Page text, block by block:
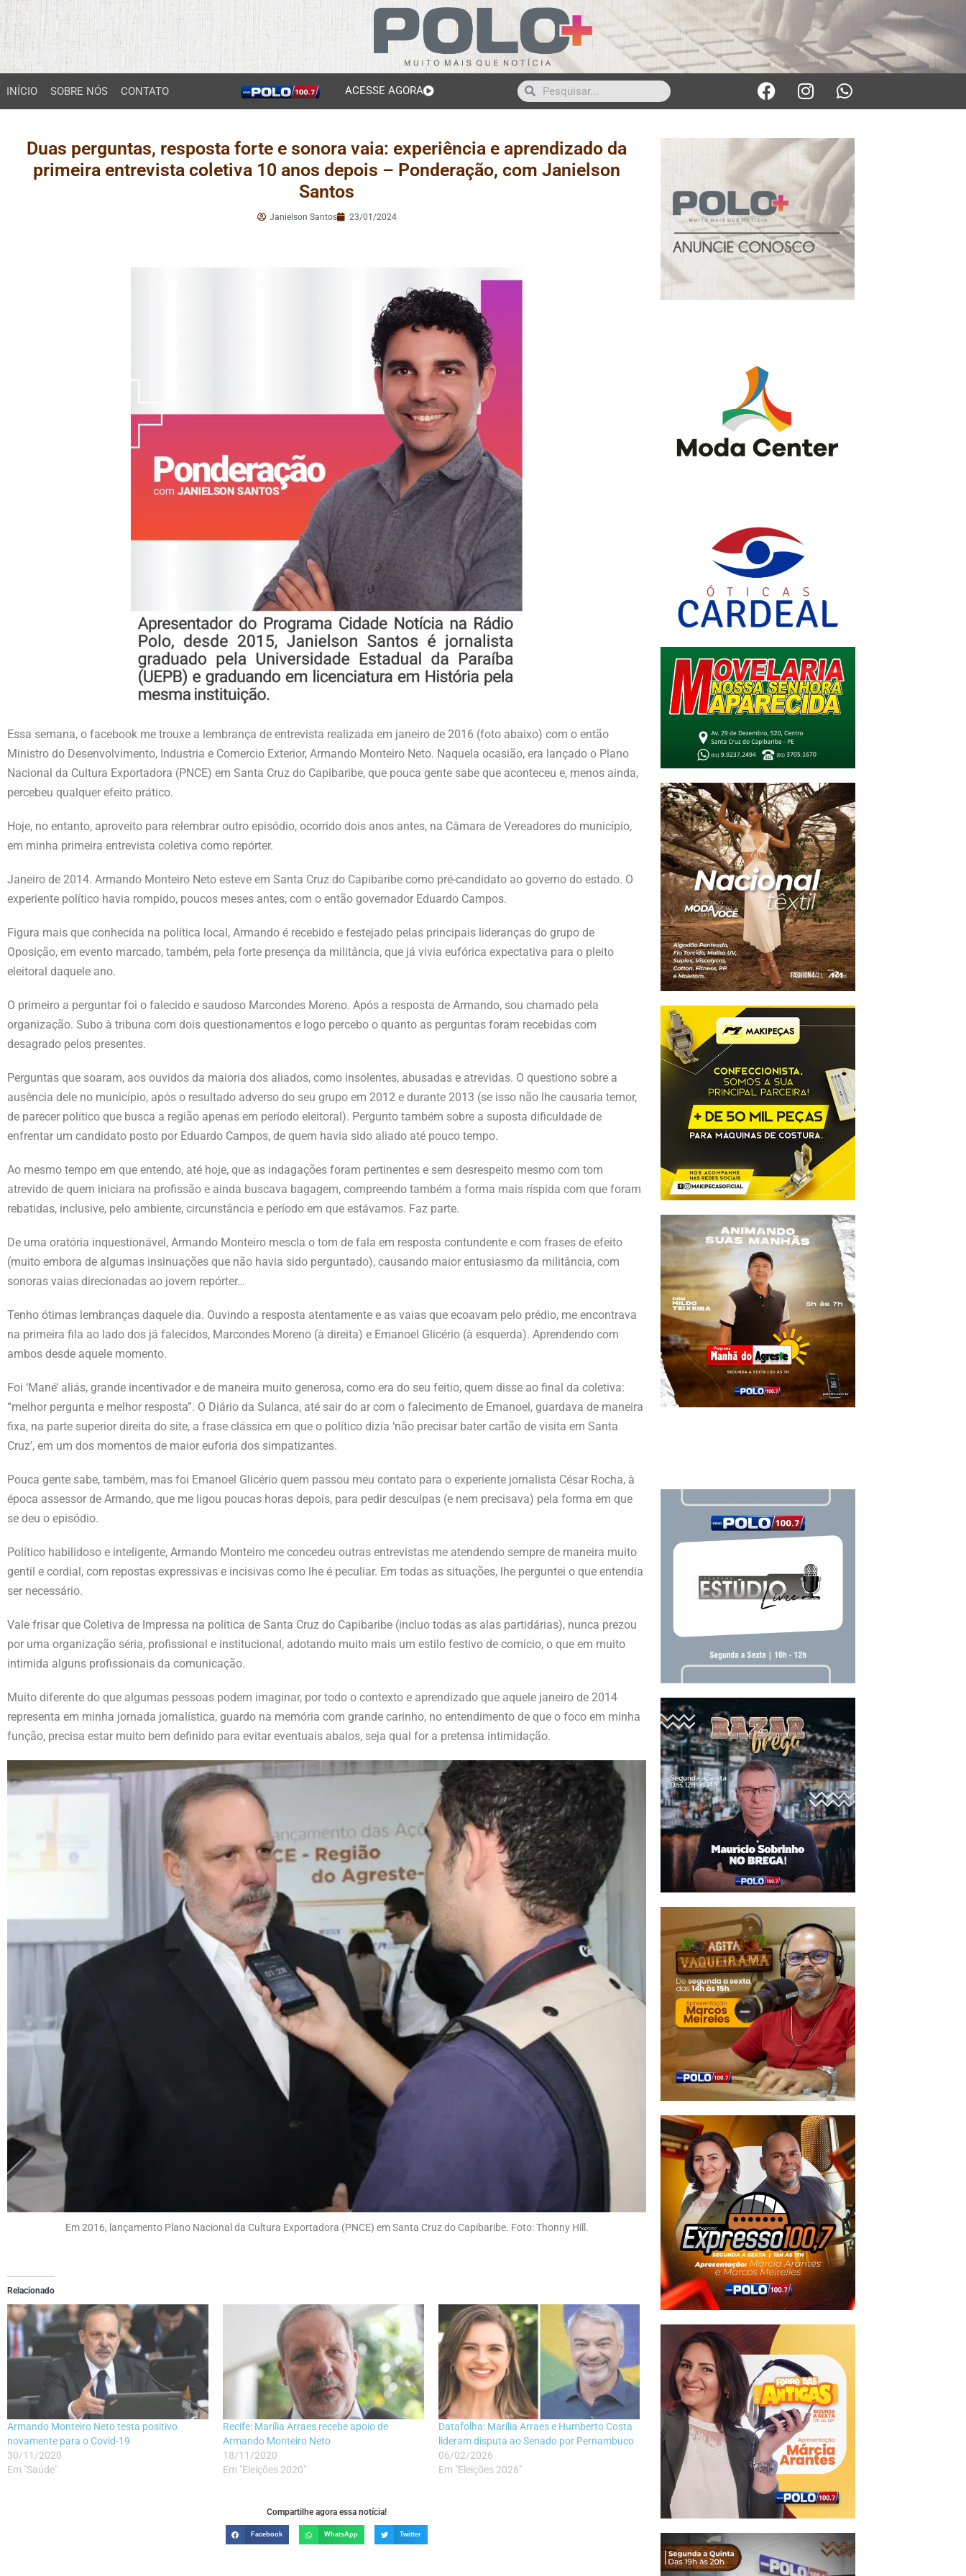
INÍCIO SOBRE NÓS CONTATO ACESSE AGORA
Duas perguntas, resposta forte e sonora vaia: experiência e aprendizado da
primeira entrevista coletiva 10 anos depois – Ponderação, com Janielson
Santos
Janielson Santos 23/01/2024
Essa semana, o facebook me trouxe a lembrança de entrevista realizada em janeiro de 2016 (foto abaixo) com o então
Ministro do Desenvolvimento, Industria e Comercio Exterior, Armando Monteiro Neto. Naquela ocasião, era lançado o Plano
Nacional da Cultura Exportadora (PNCE) em Santa Cruz do Capibaribe, que pouca gente sabe que aconteceu e, menos ainda,
percebeu qualquer efeito prático.
Hoje, no entanto, aproveito para relembrar outro episódio, ocorrido dois anos antes, na Câmara de Vereadores do município,
em minha primeira entrevista coletiva como repórter.
Janeiro de 2014. Armando Monteiro Neto esteve em Santa Cruz do Capibaribe como pré-candidato ao governo do estado. O
experiente político havia rompido, poucos meses antes, com o então governador Eduardo Campos.
Figura mais que conhecida na política local, Armando é recebido e festejado pelas principais lideranças do grupo de
Oposição, em evento marcado, também, pela forte presença da militância, que já vivia eufórica expectativa para o pleito
eleitoral daquele ano.
O primeiro a perguntar foi o falecido e saudoso Marcondes Moreno. Após a resposta de Armando, sou chamado pela
organização. Subo à tribuna com dois questionamentos e logo percebo o quanto as perguntas foram recebidas com
desagrado pelos presentes.
Perguntas que soaram, aos ouvidos da maioria dos aliados, como insolentes, abusadas e atrevidas. O questiono sobre a
ausência dele no município, após o resultado adverso do seu grupo em 2012 e durante 2013 (se isso não lhe causaria temor,
de parecer político que busca a região apenas em período eleitoral). Pergunto também sobre a suposta dificuldade de
enfrentar um candidato posto por Eduardo Campos, de quem havia sido aliado até pouco tempo.
Ao mesmo tempo em que entendo, até hoje, que as indagações foram pertinentes e sem desrespeito mesmo com tom
atrevido de quem iniciara na profissão e ainda buscava bagagem, compreendo também a forma mais ríspida com que foram
rebatidas, inclusive, pelo ambiente, circunstância e período em que estávamos. Faz parte.
De uma oratória inquestionável, Armando Monteiro mescla o tom de fala em resposta contundente e com frases de efeito
(muito embora de algumas insinuações que não havia sido perguntado), causando maior entusiasmo da militância, com
sonoras vaias direcionadas ao jovem repórter…
Tenho ótimas lembranças daquele dia. Ouvindo a resposta atentamente e as vaias que ecoavam pelo prédio, me encontrava
na primeira fila ao lado dos já falecidos, Marcondes Moreno (à direita) e Emanoel Glicério (à esquerda). Aprendendo com
ambos desde aquele momento.
Foi ‘Mané’ aliás, grande incentivador e de maneira muito generosa, como era do seu feitio, quem disse ao final da coletiva:
“melhor pergunta e melhor resposta”. O Diário da Sulanca, até sair do ar com o falecimento de Emanoel, guardava de maneira
fixa, na parte superior direita do site, a frase clássica em que o político dizia ‘não precisar bater cartão de visita em Santa
Cruz’, em um dos momentos de maior euforia dos simpatizantes.
Pouca gente sabe, também, mas foi Emanoel Glicério quem passou meu contato para o experiente jornalista César Rocha, à
época assessor de Armando, que me ligou poucas horas depois, para pedir desculpas (e nem precisava) pela forma em que
se deu o episódio.
Político habilidoso e inteligente, Armando Monteiro me concedeu outras entrevistas me atendendo sempre de maneira muito
gentil e cordial, com repostas expressivas e incisivas como lhe é peculiar. Em todas as situações, lhe perguntei o que entendia
ser necessário.
Vale frisar que Coletiva de Impressa na política de Santa Cruz do Capibaribe (incluo todas as alas partidárias), nunca prezou
por uma organização séria, profissional e institucional, adotando muito mais um estilo festivo de comício, o que em muito
intimida alguns profissionais da comunicação.
Muito diferente do que algumas pessoas podem imaginar, por todo o contexto e aprendizado que aquele janeiro de 2014
representa em minha jornada jornalística, guardo na memória com grande carinho, no entendimento de que o foco em minha
função, precisa estar muito bem definido para evitar eventuais abalos, seja qual for a pretensa intimidação.
Em 2016, lançamento Plano Nacional da Cultura Exportadora (PNCE) em Santa Cruz do Capibaribe. Foto: Thonny Hill.
Relacionado
Armando Monteiro Neto testa positivo
novamente para o Covid-19
30/11/2020
Em "Saúde"
Recife: Marília Arraes recebe apoio de
Armando Monteiro Neto
18/11/2020
Em "Eleições 2020"
Datafolha: Marília Arraes e Humberto Costa
lideram disputa ao Senado por Pernambuco
06/02/2026
Em "Eleições 2026"
Compartilhe agora essa notícia!
Facebook WhatsApp Twitter